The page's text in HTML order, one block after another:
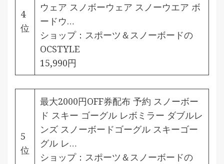
4
位
ウェア スノボーウェア スノーウエア ボ
ードウ…
ショップ： スポーツ＆スノーボードの
OCSTYLE
15,990円
5
位
最大2000円OFF券配布 予約 スノーボー
ド スキー ゴーグル レボミラー ダブルレ
ンズ スノーボードゴーグル スキーゴー
グル レ…
ショップ： スポーツ＆スノーボードの